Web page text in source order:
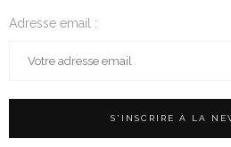
Adresse email :